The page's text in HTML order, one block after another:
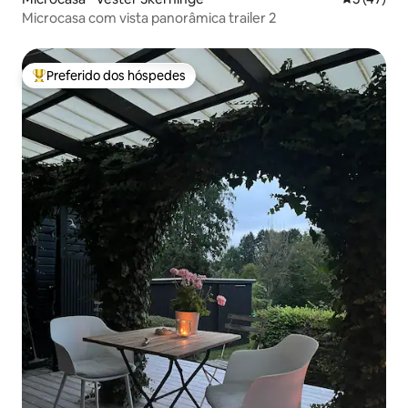
Microcasa com vista panorâmica trailer 2
Entre os melhores preferidos dos hóspedes
Preferido dos hóspedes